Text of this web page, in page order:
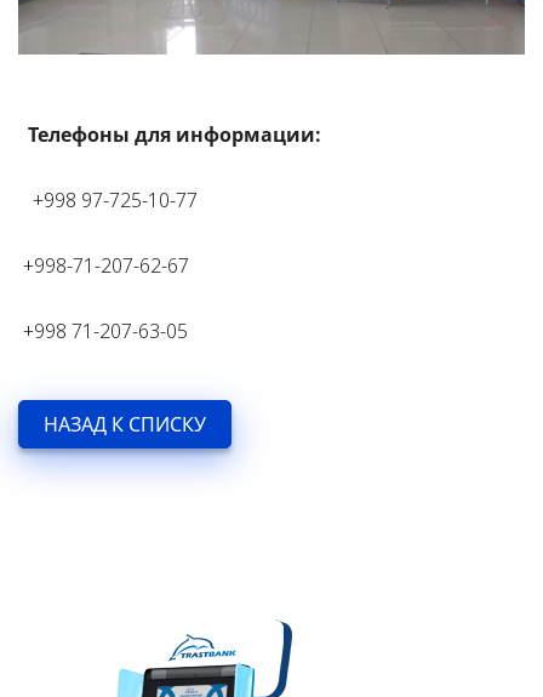
Телефоны для информации:
+998 97-725-10-77
+998-71-207-62-67
+998 71-207-63-05
НАЗАД К СПИСКУ